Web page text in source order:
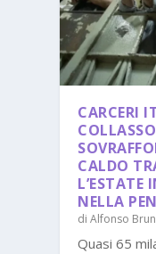
CARCERI
CALDO
L’ESTATE
NELLA
diAlfonso
Quasi 65